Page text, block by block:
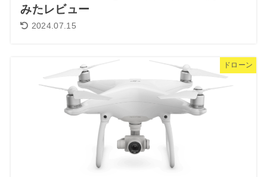
みたレビュー
2024.07.15
ドローン